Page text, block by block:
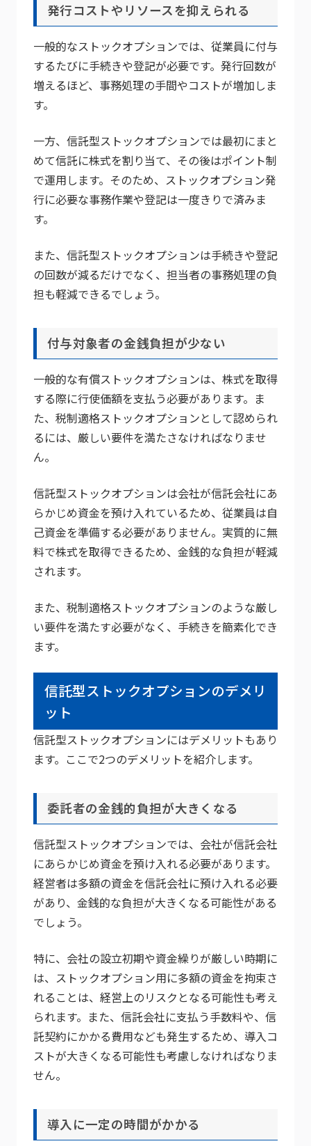
発行コストやリソースを抑えられる
一般的なストックオプションでは、従業員に付与
するたびに手続きや登記が必要です。発行回数が
増えるほど、事務処理の手間やコストが増加しま
す。
一方、信託型ストックオプションでは最初にまと
めて信託に株式を割り当て、その後はポイント制
で運用します。そのため、ストックオプション発
行に必要な事務作業や登記は一度きりで済みま
す。
また、信託型ストックオプションは手続きや登記
の回数が減るだけでなく、担当者の事務処理の負
担も軽減できるでしょう。
付与対象者の金銭負担が少ない
一般的な有償ストックオプションは、株式を取得
する際に行使価額を支払う必要があります。ま
た、税制適格ストックオプションとして認められ
るには、厳しい要件を満たさなければなりませ
ん。
信託型ストックオプションは会社が信託会社にあ
らかじめ資金を預け入れているため、従業員は自
己資金を準備する必要がありません。実質的に無
料で株式を取得できるため、金銭的な負担が軽減
されます。
また、税制適格ストックオプションのような厳し
い要件を満たす必要がなく、手続きを簡素化でき
ます。
信託型ストックオプションのデメリ
ット
信託型ストックオプションにはデメリットもあり
ます。ここで2つのデメリットを紹介します。
委託者の金銭的負担が大きくなる
信託型ストックオプションでは、会社が信託会社
にあらかじめ資金を預け入れる必要があります。
経営者は多額の資金を信託会社に預け入れる必要
があり、金銭的な負担が大きくなる可能性がある
でしょう。
特に、会社の設立初期や資金繰りが厳しい時期に
は、ストックオプション用に多額の資金を拘束さ
れることは、経営上のリスクとなる可能性も考え
られます。また、信託会社に支払う手数料や、信
託契約にかかる費用なども発生するため、導入コ
ストが大きくなる可能性も考慮しなければなりま
せん。
導入に一定の時間がかかる